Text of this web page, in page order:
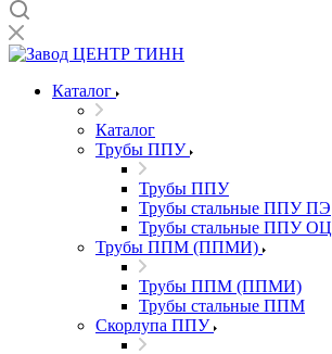
Каталог
Каталог
Трубы ППУ
Трубы ППУ
Трубы стальные ППУ ПЭ
Трубы стальные ППУ ОЦ
Трубы ППМ (ППМИ)
Трубы ППМ (ППМИ)
Трубы стальные ППМ
Скорлупа ППУ